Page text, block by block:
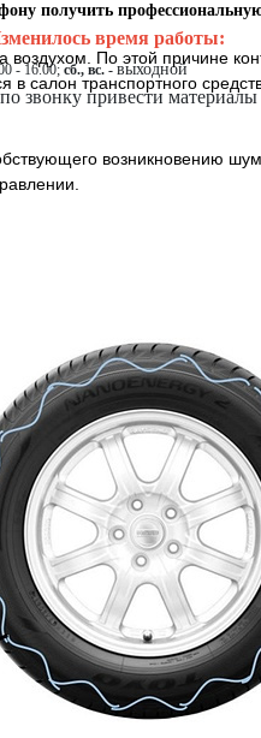
По этой причине
салон транспортного
возникновению
получить
время работы:
- 16.00; сб., вс. - выходной
звонку привести